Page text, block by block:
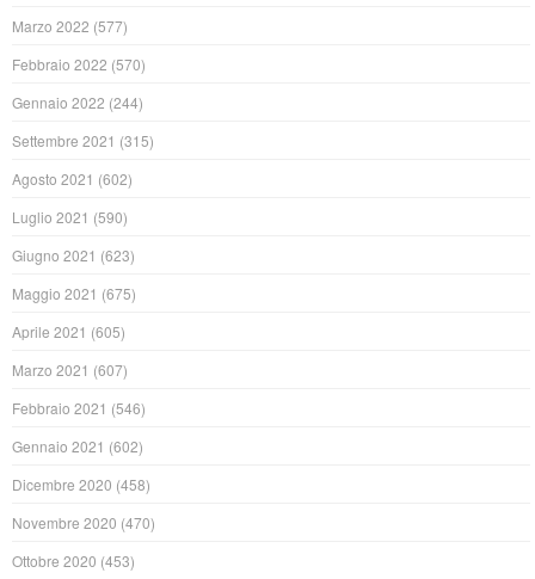
Marzo 2022 (577)
Febbraio 2022 (570)
Gennaio 2022 (244)
Settembre 2021 (315)
Agosto 2021 (602)
Luglio 2021 (590)
Giugno 2021 (623)
Maggio 2021 (675)
Aprile 2021 (605)
Marzo 2021 (607)
Febbraio 2021 (546)
Gennaio 2021 (602)
Dicembre 2020 (458)
Novembre 2020 (470)
Ottobre 2020 (453)